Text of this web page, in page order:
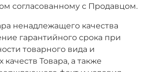
согласованному с Продавцом.
ненадлежащего качества
гарантийного срока при
товарного вида и
качеств Товара, а также